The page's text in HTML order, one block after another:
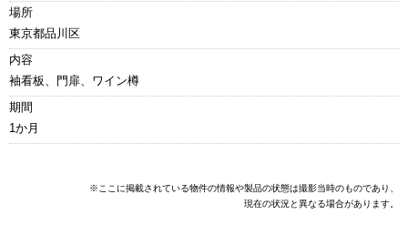
場所
東京都品川区
内容
袖看板、門扉、ワイン樽
期間
1か月
※ここに掲載されている物件の情報や製品の状態は撮影当時のものであり、
現在の状況と異なる場合があります。